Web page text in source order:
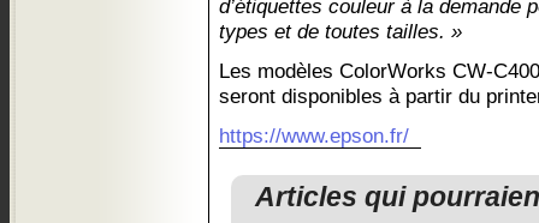
d’étiquettes couleur à la demande
types et de toutes tailles. »
Les modèles ColorWorks CW-
seront disponibles à partir du
https://www.epson.fr/
Articles qui